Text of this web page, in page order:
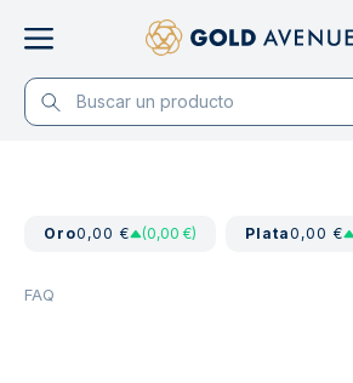
Oro0,00 € (0,00 €) Plata0,00 €
FAQ